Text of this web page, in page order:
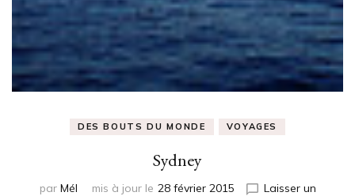
DES BOUTS DU MONDE VOYAGES
Sydney
par Mél mis à jour le 28 février 2015
Laisser un